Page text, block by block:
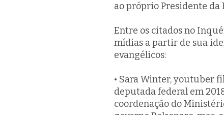
ao próprio Presidente da
Entre os citados no
mídias a partir de sua
evangélicos:
• Sara Winter, youtuber
deputada federal em
coordenação do